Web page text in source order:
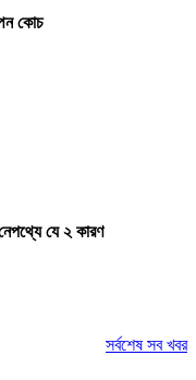
কোচ
নেপথ্যে যে ২ কারণ
সর্বশেষ সব খবর